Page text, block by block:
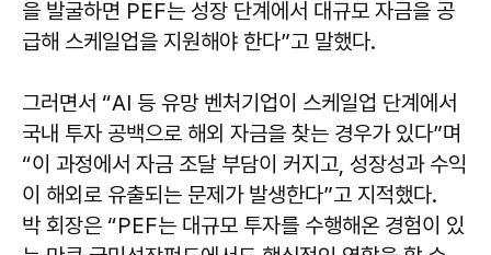
을 발굴하면 PEF는 성장 단계에서 대규모 자금을 공
급해 스케일업을 지원해야 한다”고 말했다.
그러면서 “AI 등 유망 벤처기업이 스케일업 단계에서
국내 투자 공백으로 해외 자금을 찾는 경우가 있다”며
“이 과정에서 자금 조달 부담이 커지고, 성장성과 수익
이 해외로 유출되는 문제가 발생한다”고 지적했다.
박 회장은 “PEF는 대규모 투자를 수행해온 경험이 있